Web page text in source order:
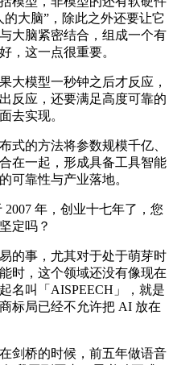
大脑”，除此之外还要让它
大脑紧密结合，组成一个有
，这一点很重要。
模型一秒钟之后才反应，
反应，还要满足高度可靠的
去实现。
的方法将参数规模千亿、
在一起，形成具备工具智能
可靠性与产业落地。
年，创业十七年了，您
定吗？
事，尤其对于处于萌芽时
时，这个领域还没有像现在
名叫「AISPEECH」，就是
标局已经不允许把 AI 放在
桥的时候，前五年做语音